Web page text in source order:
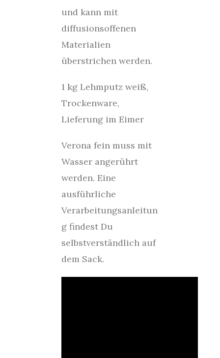
und kann mit
diffusionsoffenen
Materialien
überstrichen werden.
1 kg Lehmputz weiß,
Trockenware,
Lieferung im Eimer
Verona fein muss mit
Wasser angerührt
werden. Eine
ausführliche
Verarbeitungsanleitun
g findest Du
selbstverständlich auf
dem Sack.